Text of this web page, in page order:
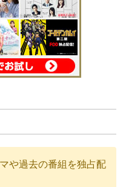
や過去の番組を独占配